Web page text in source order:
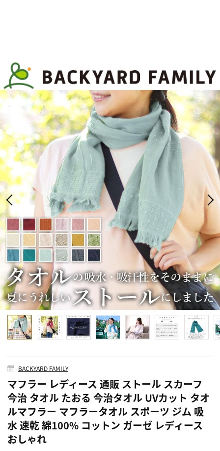
BACKYARD FAMILY
マフラー レディース 通販 ストール スカーフ
今治 タオル たおる 今治タオル UVカット タオ
ルマフラー マフラータオル スポーツ ジム 吸
水 速乾 綿100% コットン ガーゼ レディース
おしゃれ